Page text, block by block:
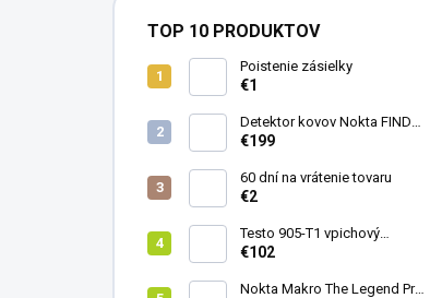
TOP 10 PRODUKTOV
Poistenie zásielky
€1
Detektor kovov Nokta FINDX
Pro
€199
60 dní na vrátenie tovaru
€2
Testo 905-T1 vpichový
teplomer
€102
Nokta Makro The Legend Pro